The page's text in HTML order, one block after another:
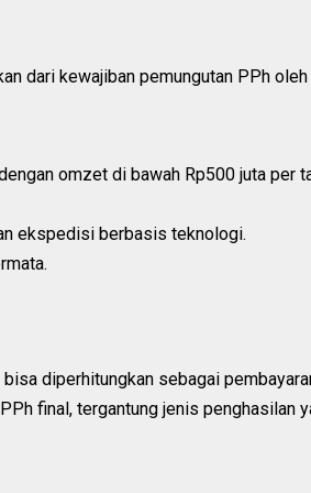
dari kewajiban pemungutan PPh
omzet di bawah Rp500 juta per
ekspedisi berbasis teknologi.
diperhitungkan sebagai
final, tergantung jenis penghasilan